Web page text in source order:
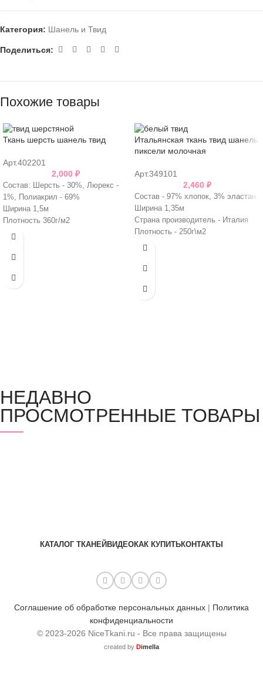
Категория: Шанель и Твид
Поделиться:
Похожие товары
Ткань шерсть шанель твид
Арт.402201
2,000 ₽
Состав: Шерсть - 30%, Люрекс -
1%, Полиакрил - 69%
Ширина 1,5м
Плотность 360г/м2
Цвет бежево-серый, с оливковым
Итальянская ткань твид шанель
пиксели молочная
Арт.349101
2,460 ₽
Состав - 97% хлопок, 3% эластан
Ширина 1,35м
Страна производитель - Италия
Плотность - 250г\м2
НЕДАВНО
ПРОСМОТРЕННЫЕ ТОВАРЫ
КАТАЛОГ ТКАНЕЙ ВИДЕОКАК КУПИТЬКОНТАКТЫ
Соглашение об обработке персональных данных | Политика
конфиденциальности
© 2023-2026 NiceTkani.ru - Все права защищены
created by Dimella